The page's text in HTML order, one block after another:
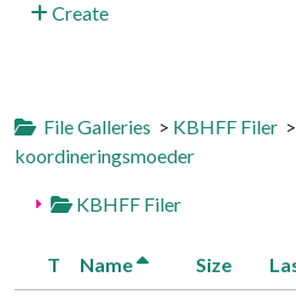
Create
File Galleries > KBHFF Filer >
koordineringsmoeder
KBHFF Filer
T Name Size